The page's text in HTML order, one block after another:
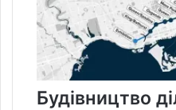
Будівництво